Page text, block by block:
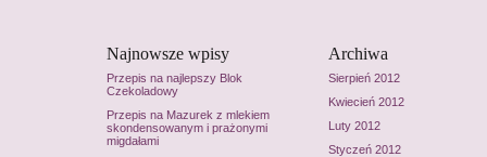
Najnowsze wpisy
Przepis na najlepszy Blok
Czekoladowy
Przepis na Mazurek z mlekiem
skondensowanym i prażonymi
migdałami
Archiwa
Sierpień 2012
Kwiecień 2012
Luty 2012
Styczeń 2012